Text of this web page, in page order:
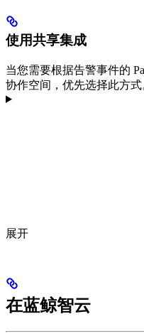
使用共享集成
当您需要根据告警事件的
协作空间，优先选择此方式
展开
在蓝鲸智云